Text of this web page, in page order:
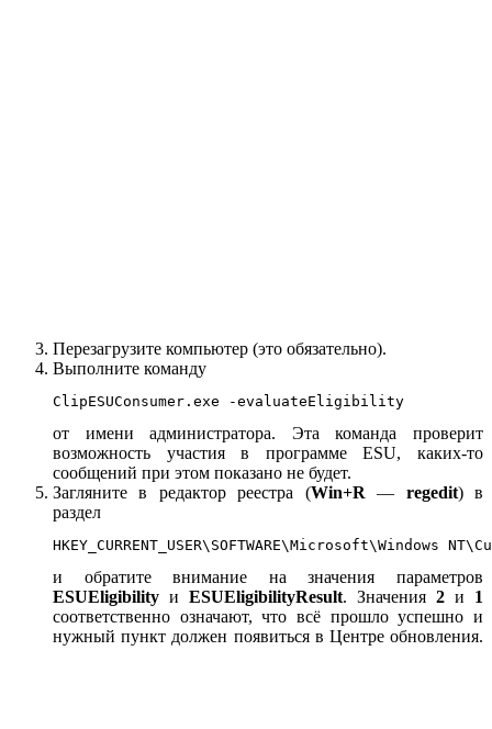
Перезагрузите компьютер (это обязательно).
Выполните команду
ClipESUConsumer.exe -evaluateEligibility
от имени администратора. Эта команда проверит
возможность участия в программе ESU, каких-то
сообщений при этом показано не будет.
Загляните в редактор реестра (Win+R — regedit) в
раздел
HKEY_CURRENT_USER\SOFTWARE\Microsoft\Windows
и обратите внимание на значения параметров
ESUEligibility и ESUEligibilityResult. Значения 2 и 1
соответственно означают, что всё прошло успешно и
нужный пункт должен появиться в Центре обновления.